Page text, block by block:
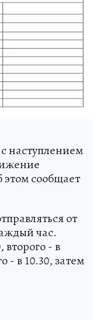
наступлением
сообщает
от
час.
второго - в
- в 10.30, затем